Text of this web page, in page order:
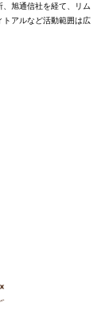
旭通信社を経て、リム
トアルなど活動範囲は広